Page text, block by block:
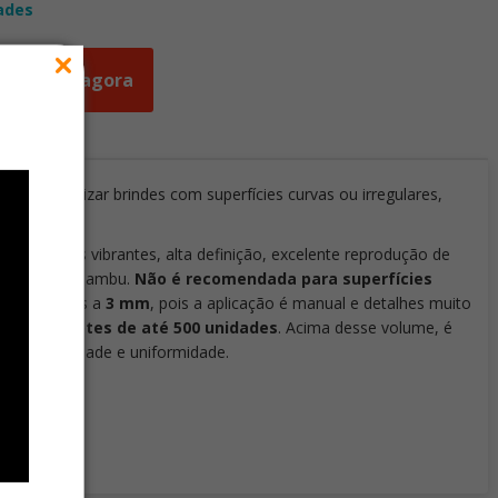
Orçar agora
personalizar brindes com superfícies curvas ou irregulares,
cores vibrantes, alta definição, excelente reprodução de
tratada e bambu. Não é recomendada para superfícies
inferiores a 3 mm, pois a aplicação é manual e detalhes muito
em lotes de até 500 unidades. Acima desse volume, é
produtividade e uniformidade.